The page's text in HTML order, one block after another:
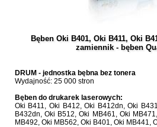
Bęben Oki B401, Oki B411, Oki
zamiennik - bęben
DRUM - jednostka bębna bez tonera
Wydajność: 25 000 stron
Bęben do drukarek laserowych:
Oki B411, Oki B412, Oki B412dn, Oki
B432dn, Oki B512, Oki MB461, Oki
MB492, Oki MB562, Oki B401, Oki MB441,